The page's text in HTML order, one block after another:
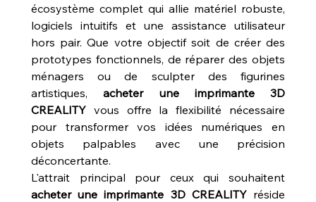
écosystème complet qui allie matériel robuste,
logiciels intuitifs et une assistance utilisateur
hors pair. Que votre objectif soit de créer des
prototypes fonctionnels, de réparer des objets
ménagers ou de sculpter des figurines
artistiques, acheter une imprimante 3D
CREALITY vous offre la flexibilité nécessaire
pour transformer vos idées numériques en
objets palpables avec une précision
déconcertante.
acheter une imprimante 3D CREALITY réside